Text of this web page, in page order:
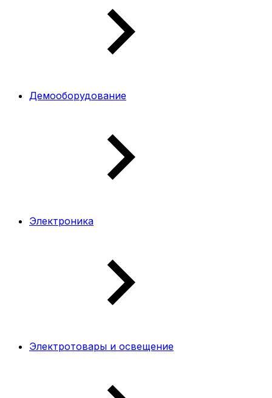
Демооборудование
Электроника
Электротовары и освещение